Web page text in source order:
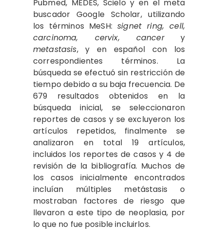
Pubmed, MEDES, Scielo y en el meta
buscador Google Scholar, utilizando
los términos MeSH:signet ring, cell,
carcinoma, cervix, cancery
metastasis, y en español con los
correspondientes términos. La
búsqueda se efectuó sin restricción de
tiempo debido a su baja frecuencia. De
679 resultados obtenidos en la
búsqueda inicial, se seleccionaron
reportes de casos y se excluyeron los
artículos repetidos, finalmente se
analizaron en total 19 artículos,
incluidos los reportes de casos y 4 de
revisión de la bibliografía. Muchos de
los casos inicialmente encontrados
incluían múltiples metástasis o
mostraban factores de riesgo que
llevaron a este tipo de neoplasia, por
lo que no fue posible incluirlos.